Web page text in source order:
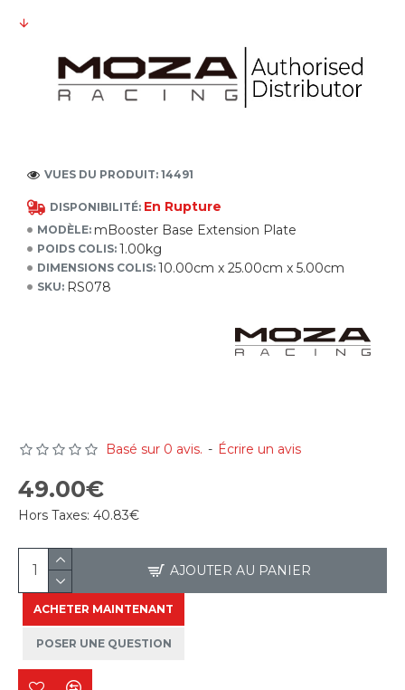
DISPONIBILITÉ: En Rupture
MODÈLE: mBooster Base Extension Plate
POIDS COLIS: 1.00kg
DIMENSIONS COLIS: 10.00cm x 25.00cm x 5.00cm
SKU: RS078
VUES DU PRODUIT: 14491
Basé sur 0 avis. - Écrire un avis
49.00€
Hors Taxes: 40.83€
AJOUTER AU PANIER
ACHETER MAINTENANT
POSER UNE QUESTION